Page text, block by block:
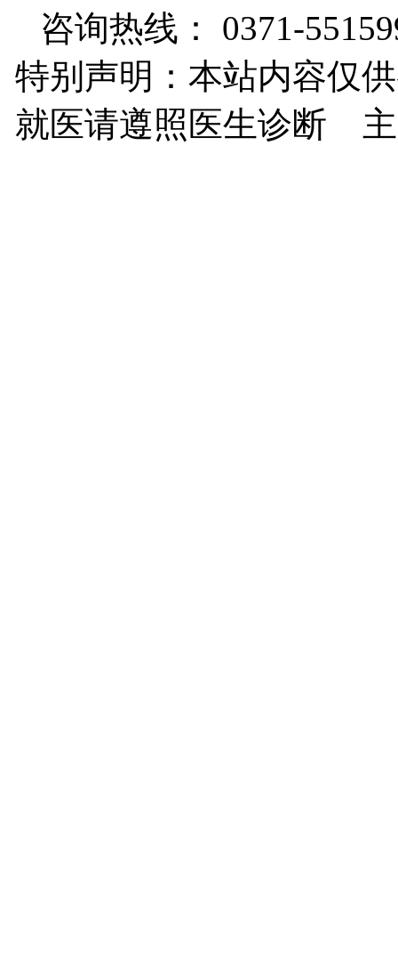
咨询热线： 0371-
特别声明：本站内容仅
就医请遵照医生诊断